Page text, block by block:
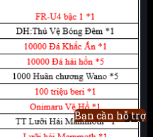
Bạn cần hỗ trợ